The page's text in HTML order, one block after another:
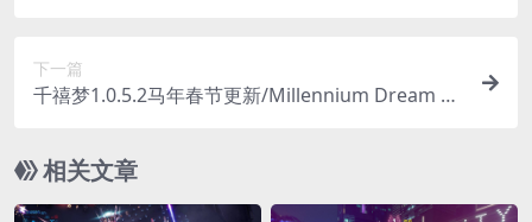
下一篇
千禧梦1.0.5.2马年春节更新/Millennium Dream Ve
相关文章